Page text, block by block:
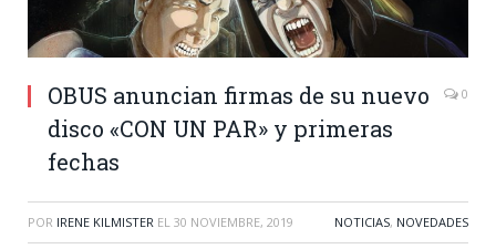
OBUS anuncian firmas de su nuevo
disco «CON UN PAR» y primeras
fechas
0
POR IRENE KILMISTER EL 30 NOVIEMBRE, 2019 NOTICIAS, NOVEDADES